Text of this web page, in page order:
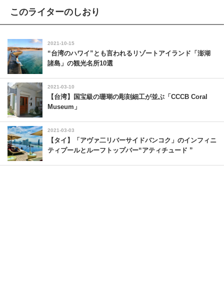
このライターのしおり
2021-10-15
“台湾のハワイ”とも言われるリゾートアイランド「澎湖
諸島」の観光名所10選
2021-03-10
【台湾】国宝級の珊瑚の彫刻細工が並ぶ「CCCB Coral
Museum」
2021-03-03
【タイ】「アヴァ二リバーサイドバンコク」のインフィニ
ティプールとルーフトップバー“アティチュード ”